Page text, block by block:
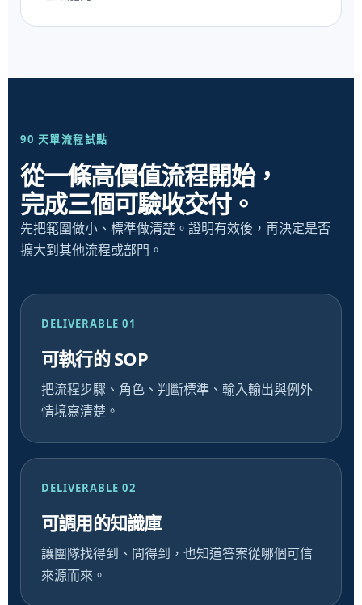
90 天單流程試點
從一條高價值流程開始，
完成三個可驗收交付。
先把範圍做小、標準做清楚。證明有效後，再決定是否
擴大到其他流程或部門。
DELIVERABLE 01
可執行的 SOP
把流程步驟、角色、判斷標準、輸入輸出與例外
情境寫清楚。
DELIVERABLE 02
可調用的知識庫
讓團隊找得到、問得到，也知道答案從哪個可信
來源而來。